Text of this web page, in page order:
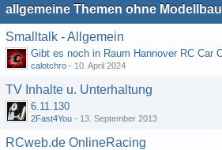
allgemeine Themen ohne Modellbau
Smalltalk - Allgemein
calotchro - 10. April 2024
TV Inhalte u. Unterhaltung
6.11.130
2Fast4You - 13. September 2013
RCweb.de OnlineRacing